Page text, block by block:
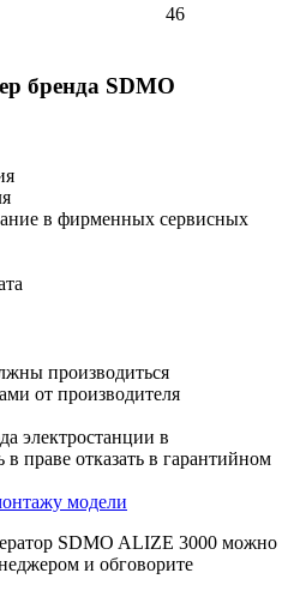
46
бренда SDMO
в фирменных сервисных
производиться
от производителя
электростанции в
праве отказать в гарантийном
модели
SDMO ALIZE 3000 можно
и обговорите